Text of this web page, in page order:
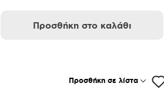
Προσθήκη στο καλάθι
Προσθήκη σε λίστα